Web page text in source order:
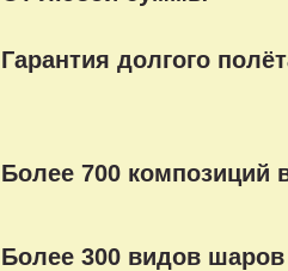
Гарантия долгого
Более 700 композиций
Более 300 видов шаров